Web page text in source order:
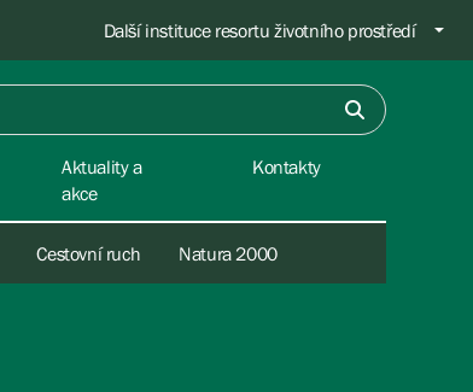
Další instituce resortu životního prostředí
Cestovní ruch Natura 2000
Aktuality a
akce
Kontakty